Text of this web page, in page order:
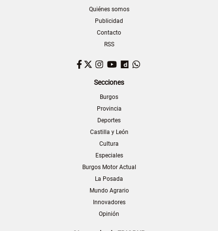
Quiénes somos
Publicidad
Contacto
RSS
Facebook
TwitterInstagram
YouTubeDailymotion
Secciones
Burgos
Provincia
Deportes
Castilla y León
Cultura
Especiales
Burgos Motor Actual
La Posada
Mundo Agrario
Innovadores
Opinión